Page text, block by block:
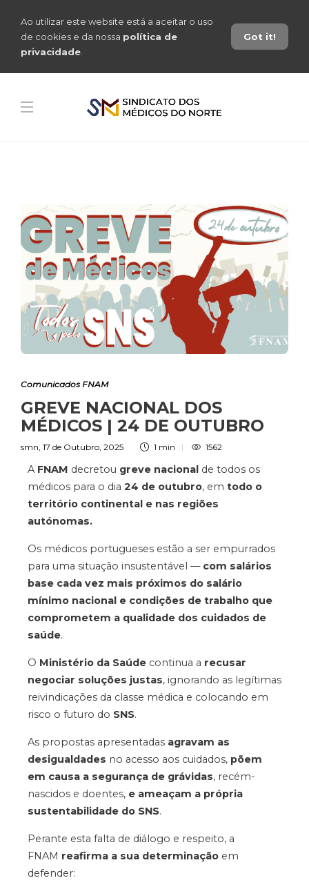
Ao utilizar este website está a aceitar o uso
de cookies e da nossa política de
privacidade
Got it!
Comunicados FNAM
GREVE NACIONAL DOS
MÉDICOS | 24 DE OUTUBRO
smn, 17 de Outubro, 2025 1 min 1562
A FNAM decretou greve nacional de todos os
médicos para o dia 24 de outubro, em todo o
território continental e nas regiões
autónomas.
Os médicos portugueses estão a ser empurrados
para uma situação insustentável — com salários
base cada vez mais próximos do salário
mínimo nacional e condições de trabalho que
comprometem a qualidade dos cuidados de
saúde.
O Ministério da Saúde continua a recusar
negociar soluções justas, ignorando as legítimas
reivindicações da classe médica e colocando em
risco o futuro do SNS.
As propostas apresentadas agravam as
desigualdades no acesso aos cuidados, põem
em causa a segurança de grávidas, recém-
nascidos e doentes, e ameaçam a própria
sustentabilidade do SNS.
Perante esta falta de diálogo e respeito, a
FNAM reafirma a sua determinação em
defender: